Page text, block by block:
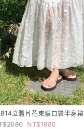
立體片花束腰口袋半身裙
2080
1880